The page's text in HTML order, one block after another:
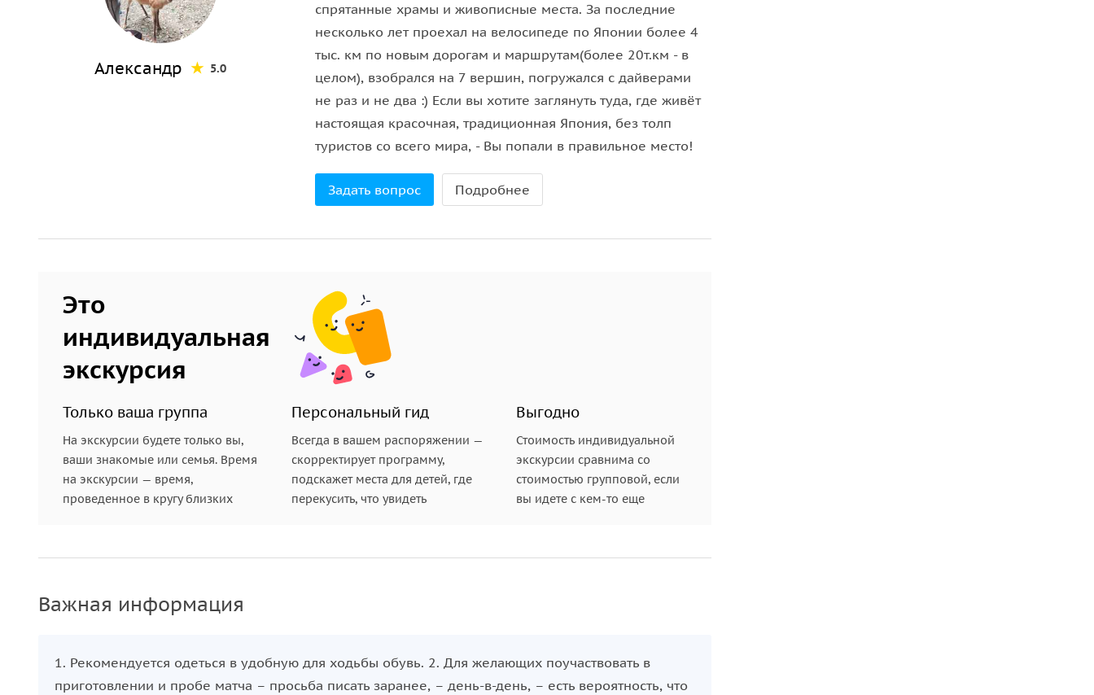
Александр 5.0
спрятанные храмы и живописные места. За последние
несколько лет проехал на велосипеде по Японии более 4
тыс. км по новым дорогам и маршрутам(более 20т.км - в
целом), взобрался на 7 вершин, погружался с дайверами
не раз и не два :) Если вы хотите заглянуть туда, где живёт
настоящая красочная, традиционная Япония, без толп
туристов со всего мира, - Вы попали в правильное место!
Задать вопрос Подробнее
Это
индивидуальная
экскурсия
Только ваша группа
На экскурсии будете только вы,
ваши знакомые или семья. Время
на экскурсии — время,
проведенное в кругу близких
Персональный гид
Всегда в вашем распоряжении —
скорректирует программу,
подскажет места для детей, где
перекусить, что увидеть
Выгодно
Стоимость индивидуальной
экскурсии сравнима со
стоимостью групповой, если
вы идете с кем-то еще
Важная информация
1. Рекомендуется одеться в удобную для ходьбы обувь. 2. Для желающих поучаствовать в
приготовлении и пробе матча – просьба писать заранее, – день-в-день, – есть вероятность, что